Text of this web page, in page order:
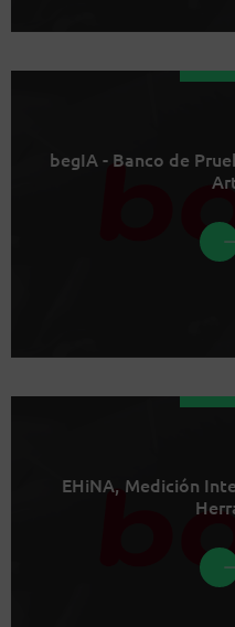
begIA - Banco de
EHiNA, Medición